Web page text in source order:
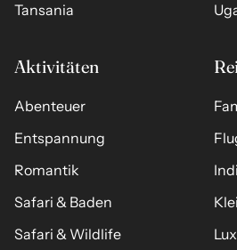
Tansania
Aktivitäten
Abenteuer
Entspannung
Romantik
Safari & Baden
Safari & Wildlife